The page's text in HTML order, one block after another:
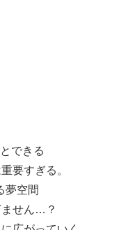
できる
要すぎる。
夢空間
ません…？